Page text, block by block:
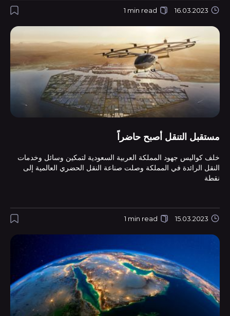
16.03.2023
1 min read
مستقبل التنقل أصبح حاضراً
خلف كواليس جهود المملكة العربية السعودية لتمكين وسائل وخدمات
النقل الرائدة في المملكة وصلت صناعة النقل الحضري العالمية إلى
نقطة
15.03.2023
1 min read